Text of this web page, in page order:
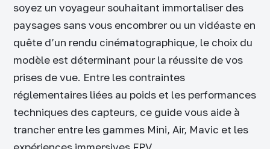
soyez un voyageur souhaitant immortaliser des
paysages sans vous encombrer ou un vidéaste en
quête d’un rendu cinématographique, le choix du
modèle est déterminant pour la réussite de vos
prises de vue. Entre les contraintes
réglementaires liées au poids et les performances
techniques des capteurs, ce guide vous aide à
trancher entre les gammes Mini, Air, Mavic et les